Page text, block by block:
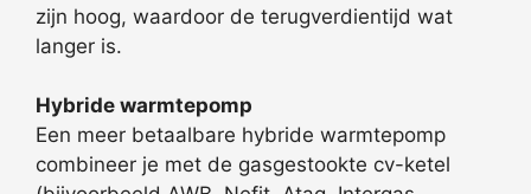
zijn hoog, waardoor de terugverdientijd wat
langer is.
Hybride warmtepomp
Een meer betaalbare hybride warmtepomp
combineer je met de gasgestookte cv-ketel